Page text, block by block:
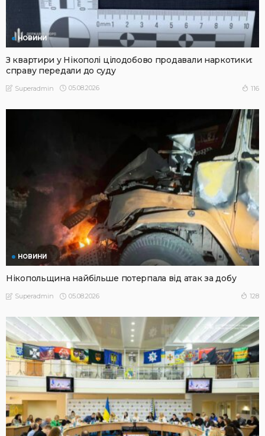
НОВИНИ
З квартири у Нікополі цілодобово продавали наркотики:
справу передали до суду
Superadmin 05.08.2026 116
НОВИНИ
Нікопольщина найбільше потерпала від атак за добу
Superadmin 05.08.2026 128